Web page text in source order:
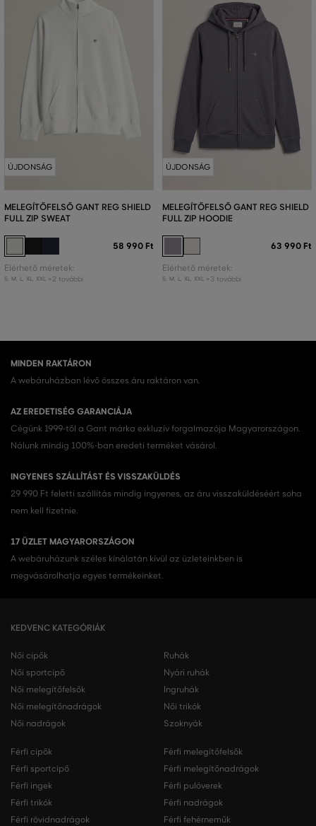
ÚJDONSÁG
MELEGÍTŐFELSŐ GANT REG SHIELD
FULL ZIP SWEAT
58 990 Ft
Elérhető méretek:
S, M L, XL, XXL +2 további
ÚJDONSÁG
MELEGÍTŐFELSŐ GANT REG SHIELD
FULL ZIP HOODIE
63 990 Ft
Elérhető méretek:
S, M L, XL, XXL +3 további
MINDEN RAKTÁRON
A webáruházban lévő összes áru raktáron van.
AZ EREDETISÉG GARANCIÁJA
Cégünk 1999-től a Gant márka exkluzív forgalmazója Magyarországon.
Nálunk mindig 100%-ban eredeti terméket vásárol.
INGYENES SZÁLLÍTÁST ÉS VISSZAKÜLDÉS
29 990 Ft feletti szállítás mindig ingyenes, az áru visszaküldéséért soha
nem kell fizetnie.
17 ÜZLET MAGYARORSZÁGON
A webáruházunk széles kínálatán kívül az üzleteinkben is
megvásárolhatja egyes termékeinket.
KEDVENC KATEGÓRIÁK
Női cipők
Női sportcipő
Női melegítőfelsők
Női melegítőnadrágok
Női nadrágok
Ruhák
Nyári ruhák
Ingruhák
Női trikók
Szoknyák
Férfi cipők
Férfi sportcipő
Férfi ingek
Férfi trikók
Férfi rövidnadrágok
Férfi melegítőfelsők
Férfi melegítőnadrágok
Férfi pulóverek
Férfi nadrágok
Férfi fehérneműk